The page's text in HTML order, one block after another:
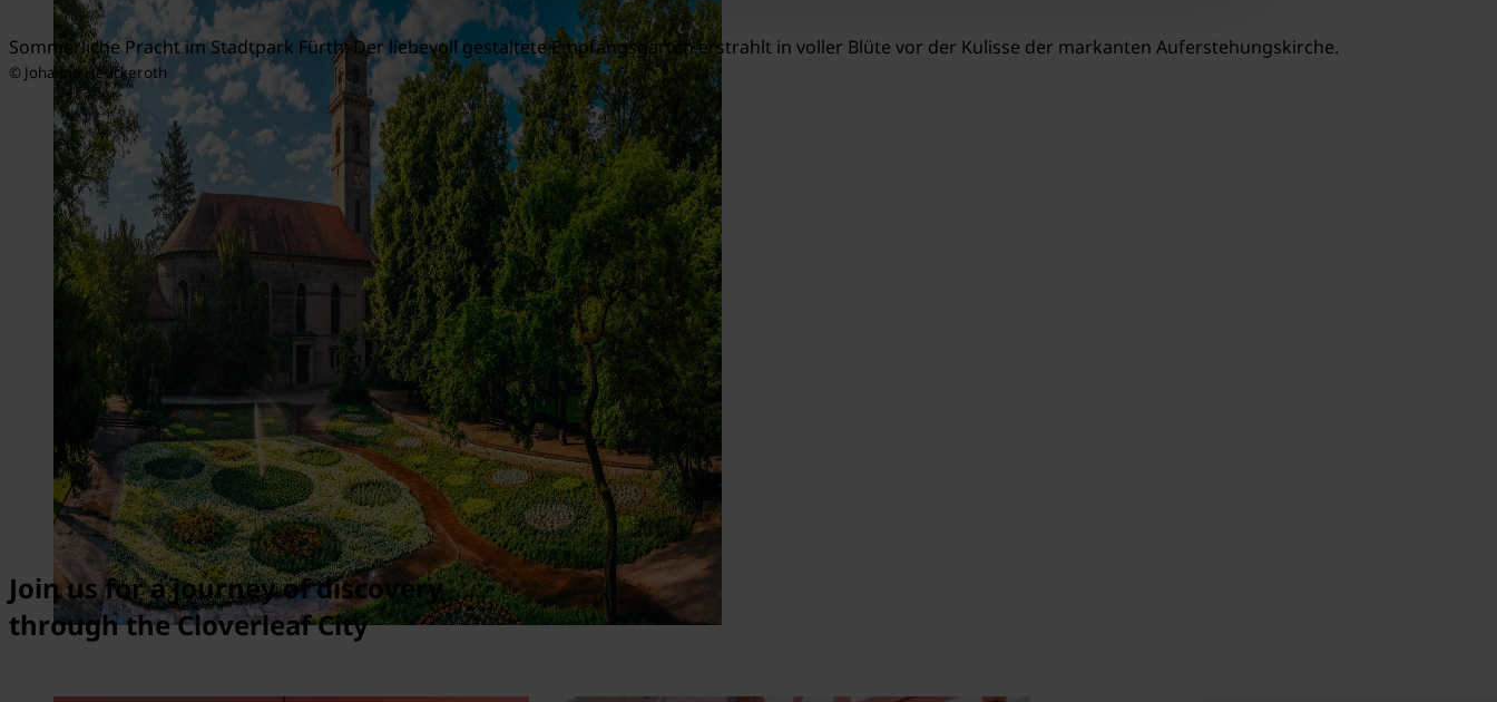
Sommerliche Pracht im Stadtpark Fürth: Der liebevoll gestaltete Empfangsgarten erstrahlt in voller Blüte vor der Kulisse der markanten Auferstehungskirche.
© Johanne Heuckeroth
Join us for a journey of discovery
through the Cloverleaf City